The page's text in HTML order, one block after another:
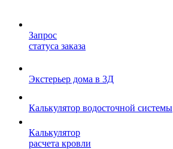
Запрос
статуса заказа
Экстерьер дома в 3Д
Калькулятор водосточной системы
Калькулятор
расчета кровли